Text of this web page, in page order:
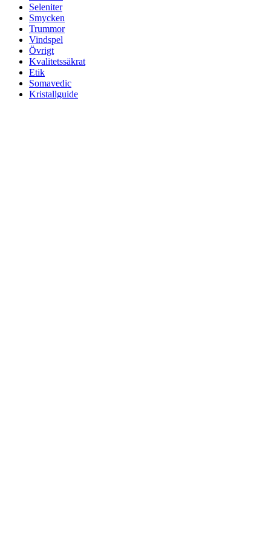
Seleniter
Smycken
Trummor
Vindspel
Övrigt
Kvalitetssäkrat
Etik
Somavedic
Kristallguide